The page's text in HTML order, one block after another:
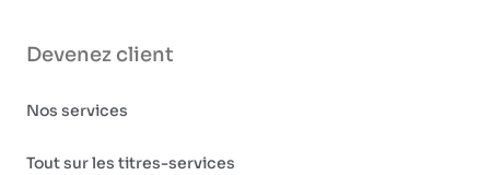
Devenez client
Nos services
Tout sur les titres-services